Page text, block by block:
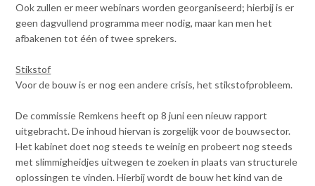
Ook zullen er meer webinars worden georganiseerd; hierbij is er
geen dagvullend programma meer nodig, maar kan men het
afbakenen tot één of twee sprekers.
Stikstof
Voor de bouw is er nog een andere crisis, het stikstofprobleem.
De commissie Remkens heeft op 8 juni een nieuw rapport
uitgebracht. De inhoud hiervan is zorgelijk voor de bouwsector.
Het kabinet doet nog steeds te weinig en probeert nog steeds
met slimmigheidjes uitwegen te zoeken in plaats van structurele
oplossingen te vinden. Hierbij wordt de bouw het kind van de